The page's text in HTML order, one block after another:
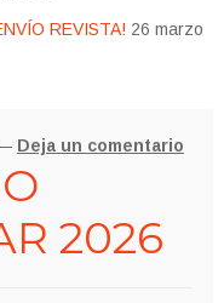
REVISTA! 26 marzo
Deja un comentario
2026